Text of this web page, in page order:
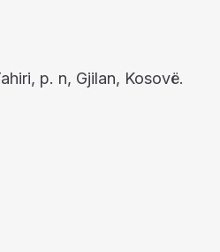
p. n, Gjilan, Kosovë.